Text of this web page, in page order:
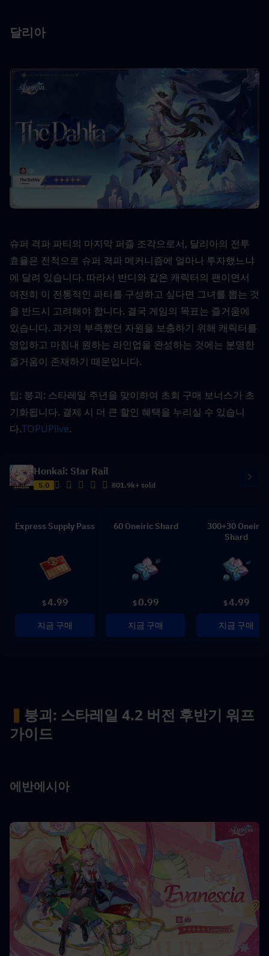
달리아
슈퍼 격파 파티의 마지막 퍼즐 조각으로서, 달리아의 전투
효율은 전적으로 슈퍼 격파 메커니즘에 얼마나 투자했느냐
에 달려 있습니다. 따라서 반디와 같은 캐릭터의 팬이면서
여전히 이 전통적인 파티를 구성하고 싶다면 그녀를 뽑는 것
을 반드시 고려해야 합니다. 결국 게임의 목표는 즐거움에
있습니다. 과거의 부족했던 자원을 보충하기 위해 캐릭터를
영입하고 마침내 원하는 라인업을 완성하는 것에는 분명한
즐거움이 존재하기 때문입니다.
팁: 붕괴: 스타레일 주년을 맞이하여 초회 구매 보너스가 초
기화됩니다. 결제 시 더 큰 할인 혜택을 누리실 수 있습니
다.TOPUPlive.
Honkai: Star Rail
5.0 801.9k+ sold
Express Supply Pass
$4.99
지금 구매
60 Oneiric Shard
$ 0.99
지금 구매
300+30 Oneiric
Shard
$4.99
지금 구매
▍ 붕괴: 스타레일 4.2 버전 후반기 워프
가이드
에반에시아